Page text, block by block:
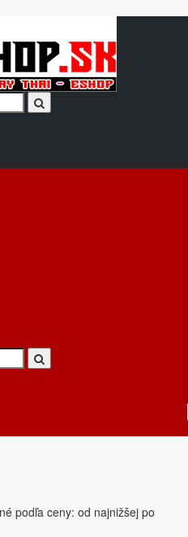
podľa ceny: od najnižšej po